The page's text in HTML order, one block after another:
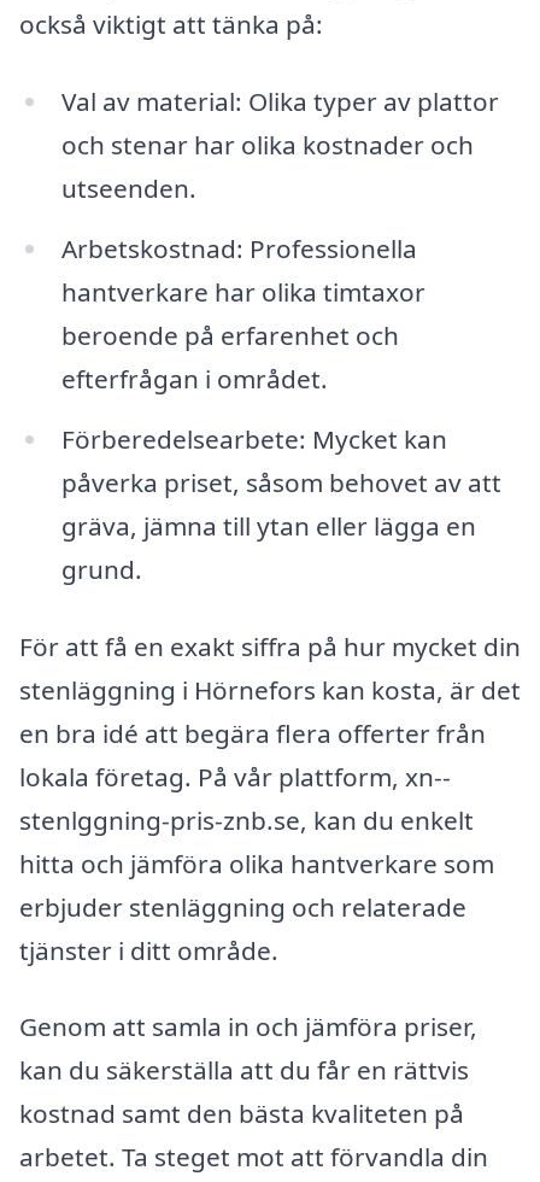
också viktigt att tänka på:
Val av material: Olika typer av plattor
och stenar har olika kostnader och
utseenden.
Arbetskostnad: Professionella
hantverkare har olika timtaxor
beroende på erfarenhet och
efterfrågan i området.
Förberedelsearbete: Mycket kan
påverka priset, såsom behovet av att
gräva, jämna till ytan eller lägga en
grund.
För att få en exakt siffra på hur mycket din
stenläggning i Hörnefors kan kosta, är det
en bra idé att begära flera offerter från
lokala företag. På vår plattform, xn--
stenlggning-pris-znb.se, kan du enkelt
hitta och jämföra olika hantverkare som
erbjuder stenläggning och relaterade
tjänster i ditt område.
Genom att samla in och jämföra priser,
kan du säkerställa att du får en rättvis
kostnad samt den bästa kvaliteten på
arbetet. Ta steget mot att förvandla din